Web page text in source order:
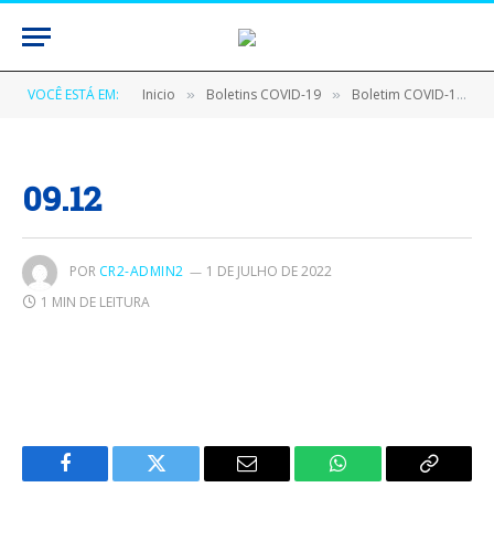
VOCÊ ESTÁ EM: Inicio » Boletins COVID-19 » Boletim COVID-19 (09/12/2020)
09.12
POR CR2-ADMIN2
1 DE JULHO DE 2022
1 MIN DE LEITURA
Facebook Twitter
E-
WhatsApp Copiar